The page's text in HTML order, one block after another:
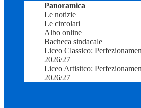
Panoramica
Le notizie
Le circolari
Albo online
Bacheca sindacale
Liceo Classico:
2026/27
Liceo Artisitco:
2026/27